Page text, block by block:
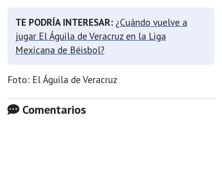
TE PODRÍA INTERESAR: ¿Cuándo vuelve a
jugar El Águila de Veracruz en la Liga
Mexicana de Béisbol?
Foto: El Águila de Veracruz
Comentarios